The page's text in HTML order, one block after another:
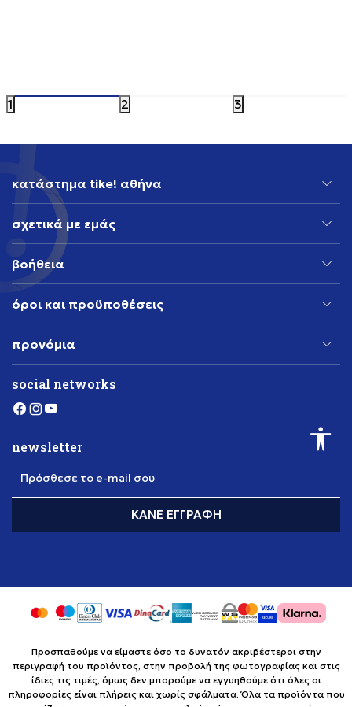
1 2 3
κατάστημα tike! αθήνα
σχετικά με εμάς
βοήθεια
όροι και προϋποθέσεις
προνόμια
social networks
newsletter
Πρόσθεσε το e-mail σου
ΚΆΝΕ ΕΓΓΡΑΦΉ
Προσπαθούμε να είμαστε όσο το δυνατόν ακριβέστεροι στην
περιγραφή του προϊόντος, στην προβολή της φωτογραφίας και στις
ίδιες τις τιμές, όμως δεν μπορούμε να εγγυηθούμε ότι όλες οι
πληροφορίες είναι πλήρεις και χωρίς σφάλματα. Όλα τα προϊόντα που